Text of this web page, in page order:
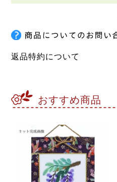
返品特約について
おすすめ商品